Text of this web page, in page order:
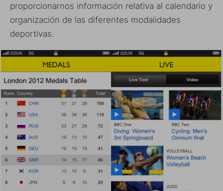
proporcionarnos información relativa al calendario y
organización de las diferentes modalidades
deportivas.